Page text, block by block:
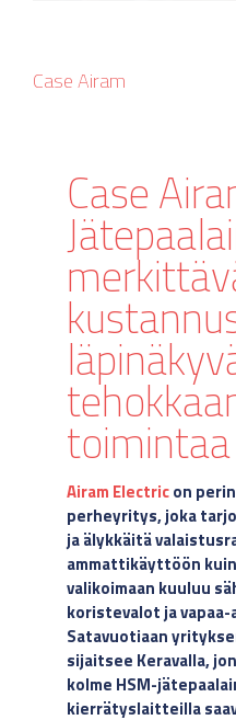
Case Airam
Case
toimintaa
Airam Electricon
perheyritys, joka
ja älykkäitä
ammattikäyttöön
valikoimaan kuuluu
koristevalot ja
Satavuotiaan
sijaitsee Keravalla,
kolme HSM-
kierrätyslaitteilla